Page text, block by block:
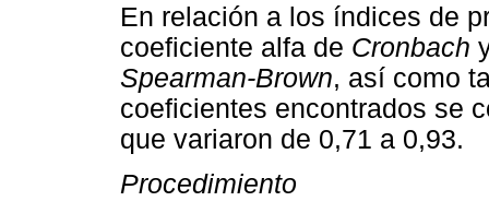
En relación a los índices de
coeficiente alfa de Cronbach
Spearman-Brown, así como
coeficientes encontrados se
que variaron de 0,71 a 0,93.
Procedimiento